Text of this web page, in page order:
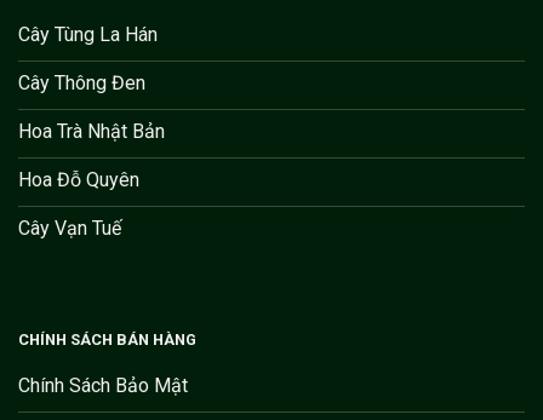
Cây Tùng La Hán
Cây Thông Đen
Hoa Trà Nhật Bản
Hoa Đỗ Quyên
Cây Vạn Tuế
CHÍNH SÁCH BÁN HÀNG
Chính Sách Bảo Mật